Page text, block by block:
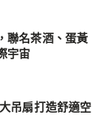
聯名茶酒、蛋黃
宇宙
吊扇打造舒適空